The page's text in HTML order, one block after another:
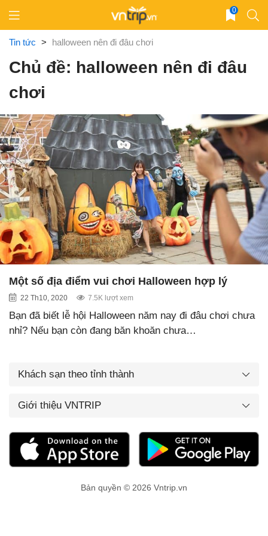
content
0
Tin tức > halloween nên đi đâu chơi
Chủ đề: halloween nên đi đâu
chơi
Một số địa điểm vui chơi Halloween hợp lý
22 Th10, 2020 7.5K lượt xem
Bạn đã biết lễ hội Halloween năm nay đi đâu chơi chưa
nhỉ? Nếu bạn còn đang băn khoăn chưa…
Khách sạn theo tỉnh thành
Giới thiệu VNTRIP
Bản quyền © 2026 Vntrip.vn